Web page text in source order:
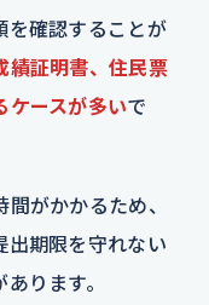
を確認することが
績証明書、住民票
ケースが多いで
がかかるため、
出期限を守れない
ります。